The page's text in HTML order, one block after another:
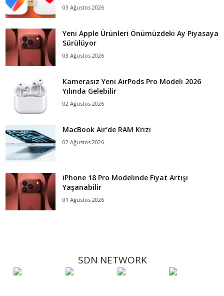
03 Ağustos 2026
Yeni Apple Ürünleri Önümüzdeki Ay Piyasaya
Sürülüyor
03 Ağustos 2026
Kamerasız Yeni AirPods Pro Modeli 2026
Yılında Gelebilir
02 Ağustos 2026
MacBook Air’de RAM Krizi
02 Ağustos 2026
iPhone 18 Pro Modelinde Fiyat Artışı
Yaşanabilir
01 Ağustos 2026
SDN NETWORK